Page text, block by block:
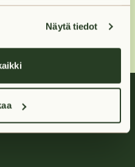
Näytä tiedot
Contact us